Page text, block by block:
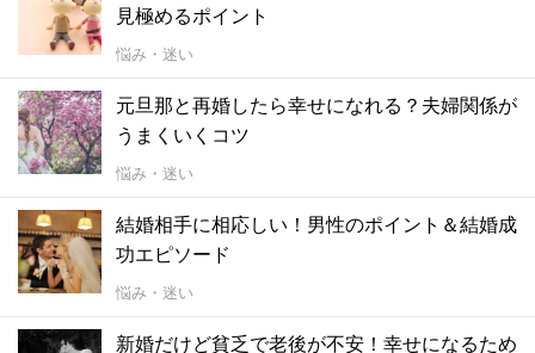
見極めるポイント
悩み・迷い
元旦那と再婚したら幸せになれる？夫婦関係が
うまくいくコツ
悩み・迷い
結婚相手に相応しい！男性のポイント＆結婚成
功エピソード
悩み・迷い
新婚だけど貧乏で老後が不安！幸せになるため